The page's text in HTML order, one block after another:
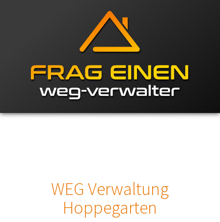
WEG Verwaltung
Hoppegarten